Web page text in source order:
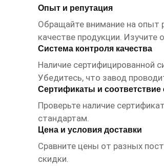
Опыт и репутация
Обращайте внимание на опыт
качестве продукции.
Система контроля качества
Наличие сертифицированной
Убедитесь, что завод
Сертификаты и соответствие
Проверьте наличие
стандартам.
Цена и условия доставки
Сравните цены от разных
скидки.